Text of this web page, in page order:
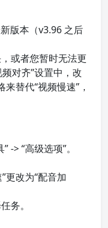
版本（v3.96 之后
或者您暂时无法更
对齐”设置中，改
来替代“视频慢速”，
-> “高级选项”。
更改为“配音加
务。